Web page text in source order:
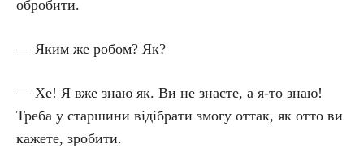
обробити.
— Яким же робом? Як?
— Хе! Я вже знаю як. Ви не знаєте, а я-то знаю!
Треба у старшини відібрати змогу оттак, як отто ви
кажете, зробити.